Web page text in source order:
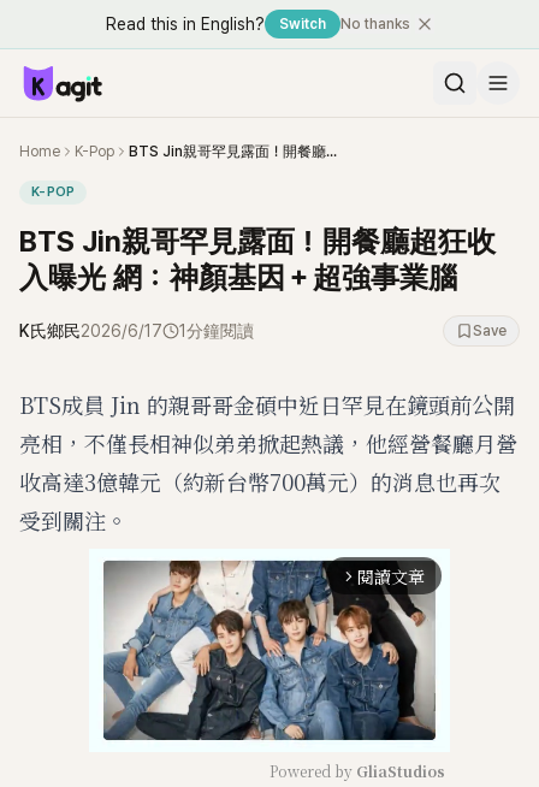
Read this in English? Switch No thanks
Home K-Pop BTS Jin親哥罕見露面！開餐廳超狂收入曝光 網：神顏基因＋超強事業腦
K-POP
BTS Jin親哥罕見露面！開餐廳超狂收
入曝光 網：神顏基因＋超強事業腦
K氏鄉民2026/6/17 1分鐘閱讀 Save
BTS成員 Jin 的親哥哥金碩中近日罕見在鏡頭前公開
亮相，不僅長相神似弟弟掀起熱議，他經營餐廳月營
收高達3億韓元（約新台幣700萬元）的消息也再次
受到關注。
arrow_forward_ios 閱讀文章
Powered by GliaStudios